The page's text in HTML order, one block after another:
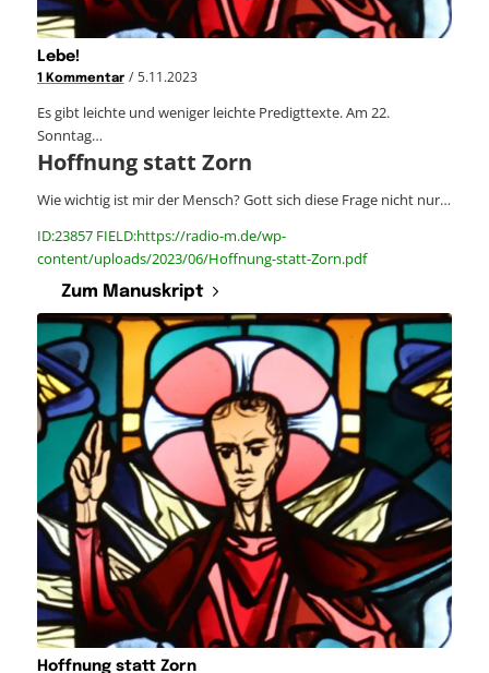
Lebe!
1 Kommentar / 5.11.2023
Es gibt leichte und weniger leichte Predigttexte. Am 22.
Sonntag…
Hoffnung statt Zorn
Wie wichtig ist mir der Mensch? Gott sich diese Frage nicht nur…
ID:23857 FIELD:https://radio-m.de/wp-
content/uploads/2023/06/Hoffnung-statt-Zorn.pdf
Zum Manuskript
Hoffnung statt Zorn